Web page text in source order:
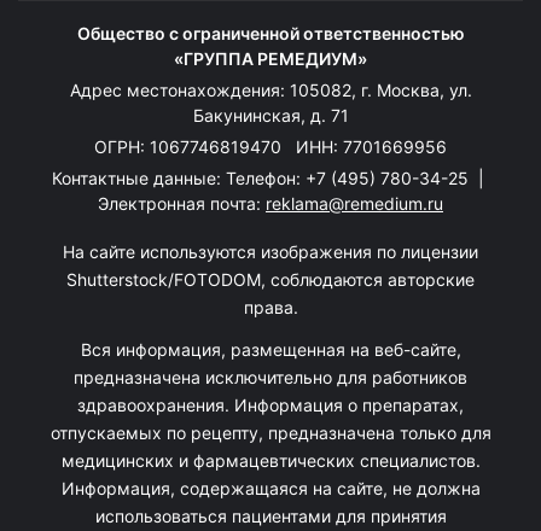
Общество с ограниченной ответственностью
«ГРУППА РЕМЕДИУМ»
Адрес местонахождения: 105082, г. Москва, ул.
Бакунинская, д. 71
ОГРН: 1067746819470 ИНН: 7701669956
Контактные данные: Телефон: +7 (495) 780-34-25
Электронная почта: reklama@remedium.ru
На сайте используются изображения по лицензии
Shutterstock/FOTODOM, соблюдаются авторские
права.
Вся информация, размещенная на веб-сайте,
предназначена исключительно для работников
здравоохранения. Информация о препаратах,
отпускаемых по рецепту, предназначена только для
медицинских и фармацевтических специалистов.
Информация, содержащаяся на сайте, не должна
использоваться пациентами для принятия